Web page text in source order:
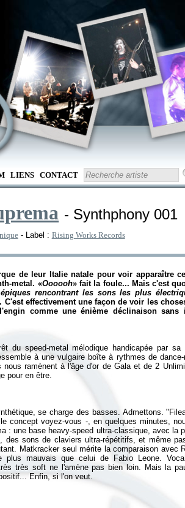
LIENS CONTACT
- Synthphony 001
- Label : Rising Works Records
de leur Italie natale pour voir apparaître
metal. «Oooooh» fait la foule... Mais c'est
rencontrant les sons les plus
effectivement une façon de voir les
comme une énième déclinaison sans
du speed-metal mélodique handicapée par sa
à une vulgaire boîte à rythmes de
ramènent à l'âge d'or de Gala et de 2
se charge des basses. Admettons.
concept voyez-vous -, en quelques minutes,
: une base heavy-speed ultra-classique, avec la
sons de claviers ultra-répétitifs, et même
Matkracker seul mérite la comparaison avec
plus mauvais que celui de Fabio Leone.
très soft ne l'amène pas bien loin. Mais la